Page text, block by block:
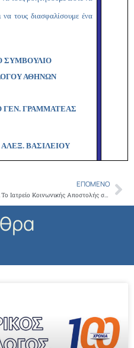
να τους διασφαλίσουμε ένα
ΣΥΜΒΟΥΛΙΟ
ΑΘΗΝΩΝ
ΓΡΑΜΜΑΤΕΑΣ
ΑΛΕΞ. ΒΑΣΙΛΕΙΟΥ
ΕΠΌΜΕΝΟ
Το Ιατρείο Κοινωνικής Αποστολής συμμετείχε σε γεύμα αγάπης, για τους πρόσφυγες και τους μετανάστες που φιλοξενούνται στο Ελληνικό